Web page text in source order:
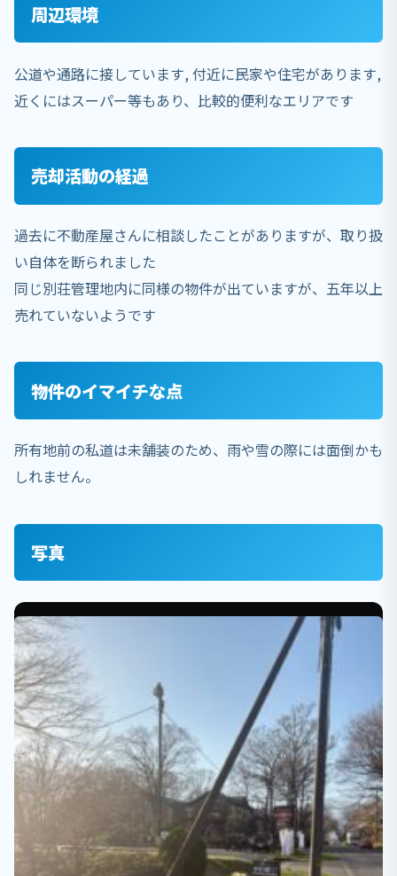
周辺環境
公道や通路に接しています, 付近に民家や住宅があります,
近くにはスーパー等もあり、比較的便利なエリアです
売却活動の経過
過去に不動産屋さんに相談したことがありますが、取り扱
い自体を断られました
同じ別荘管理地内に同様の物件が出ていますが、五年以上
売れていないようです
物件のイマイチな点
所有地前の私道は未舗装のため、雨や雪の際には面倒かも
しれません。
写真